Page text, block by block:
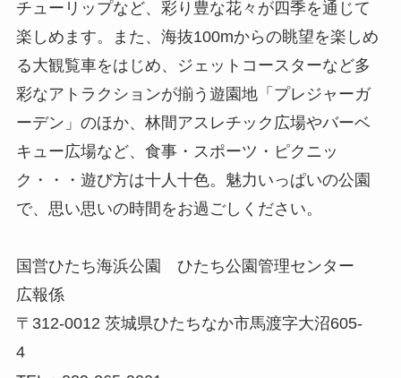
チューリップなど、彩り豊な花々が四季を通じて
楽しめます。また、海抜100mからの眺望を楽しめ
る大観覧車をはじめ、ジェットコースターなど多
彩なアトラクションが揃う遊園地「プレジャーガ
ーデン」のほか、林間アスレチック広場やバーベ
キュー広場など、食事・スポーツ・ピクニッ
ク・・・遊び方は十人十色。魅力いっぱいの公園
で、思い思いの時間をお過ごしください。
国営ひたち海浜公園 ひたち公園管理センター
広報係
〒312-0012 茨城県ひたちなか市馬渡字大沼605-
4